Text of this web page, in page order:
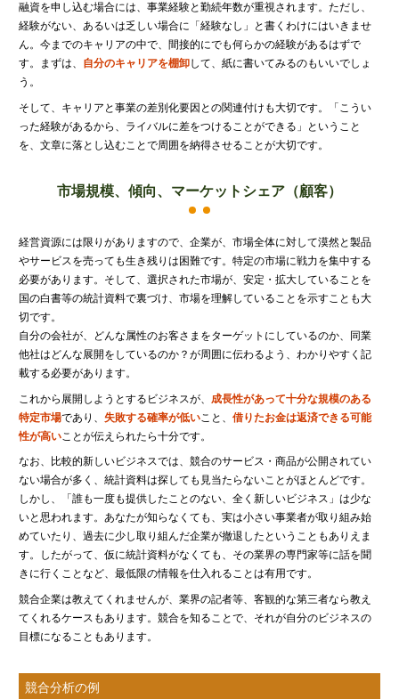
融資を申し込む場合には、事業経験と勤続年数が重視されます。ただし、
経験がない、あるいは乏しい場合に「経験なし」と書くわけにはいきませ
ん。今までのキャリアの中で、間接的にでも何らかの経験があるはずで
す。まずは、 自分のキャリアを棚卸して、紙に書いてみるのもいいでしょ
う。
そして、キャリアと事業の差別化要因との関連付けも大切です。「こうい
った経験があるから、ライバルに差をつけることができる」ということ
を、文章に落とし込むことで周囲を納得させることが大切です。
市場規模、傾向、マーケットシェア（顧客）
経営資源には限りがありますので、企業が、市場全体に対して漠然と製品
やサービスを売っても生き残りは困難です。特定の市場に戦力を集中する
必要があります。そして、選択された市場が、安定・拡大していることを
国の白書等の統計資料で裏づけ、市場を理解していることを示すことも大
切です。
自分の会社が、どんな属性のお客さまをターゲットにしているのか、同業
他社はどんな展開をしているのか？が周囲に伝わるよう、わかりやすく記
載する必要があります。
これから展開しようとするビジネスが、 成長性があって十分な規模のある
特定市場であり、 失敗する確率が低い こと、 借りたお金は返済できる可能
性が高い ことが伝えられたら十分です。
なお、比較的新しいビジネスでは、競合のサービス・商品が公開されてい
ない場合が多く、統計資料は探しても見当たらないことがほとんどです。
しかし、「誰も一度も提供したことのない、全く新しいビジネス」は少な
いと思われます。あなたが知らなくても、実は小さい事業者が取り組み始
めていたり、過去に少し取り組んだ企業が撤退したということもありえま
す。したがって、仮に統計資料がなくても、その業界の専門家等に話を聞
きに行くことなど、最低限の情報を仕入れることは有用です。
競合企業は教えてくれませんが、業界の記者等、客観的な第三者なら教え
てくれるケースもあります。競合を知ることで、それが自分のビジネスの
目標になることもあります。
競合分析の例